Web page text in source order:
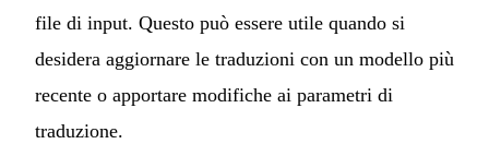
file di input. Questo può essere utile quando si
desidera aggiornare le traduzioni con un modello più
recente o apportare modifiche ai parametri di
traduzione.